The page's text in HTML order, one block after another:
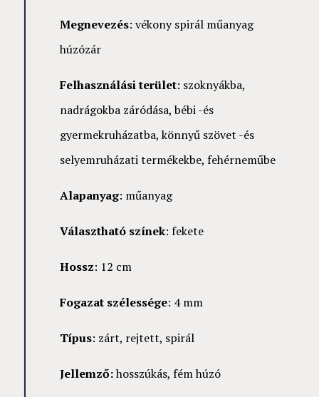
Megnevezés: vékony spirál műanyag
húzózár
Felhasználási terület: szoknyákba,
nadrágokba záródása, bébi -és
gyermekruházatba, könnyű szövet -és
selyemruházati termékekbe, fehérneműbe
Alapanyag: műanyag
Választható színek: fekete
Hossz: 12 cm
Fogazat szélessége: 4 mm
Típus: zárt, rejtett, spirál
Jellemző:hosszúkás, fém húzó